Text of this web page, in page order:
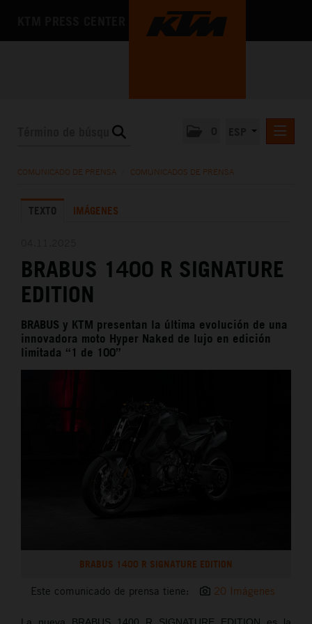
LA EMPRESA
COMUNICADO DE PRENSA COMUNICADOS DE PRENSA
TEXTO IMÁGENES
BRABUS 1400 R SIGNATURE
EDITION
BRABUS y KTM presentan la última evolución de una
innovadora moto Hyper Naked de lujo en edición
limitada “1 de 100”
BRABUS 1400 R SIGNATURE EDITION
Este comunicado de prensa tiene: 20 Imágenes
La nueva BRABUS 1400 R SIGNATURE EDITION es la